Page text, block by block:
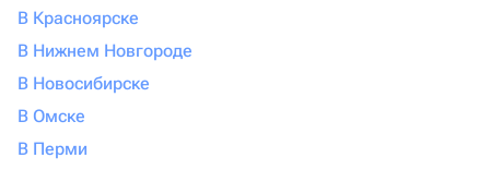
В Красноярске
В Нижнем Новгороде
В Новосибирске
В Омске
В Перми